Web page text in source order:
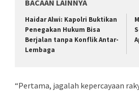
BACAAN LAINNYA
Haidar Alwi: Kapolri Buktikan
Penegakan Hukum Bisa
Berjalan tanpa Konflik Antar-
Lembaga
“Pertama, jagalah kepercayaan